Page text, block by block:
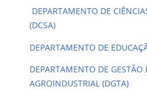
DEPARTAMENTO DE
(DCSA)
DEPARTAMENTO DE
DEPARTAMENTO DE GESTÃO
AGROINDUSTRIAL (DGTA)